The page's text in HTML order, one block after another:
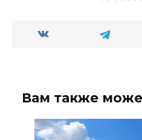
Вам также